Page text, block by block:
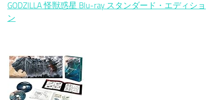
GODZILLA 怪獣惑星 Blu-ray スタンダード・エディショ
ン